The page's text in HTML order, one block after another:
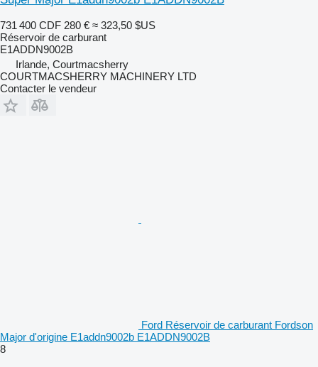
731 400 CDF 280 € ≈ 323,50 $US
Réservoir de carburant
E1ADDN9002B
Irlande, Courtmacsherry
COURTMACSHERRY MACHINERY LTD
Contacter le vendeur
Ford Réservoir de carburant Fordson
Major d'origine E1addn9002b E1ADDN9002B
8